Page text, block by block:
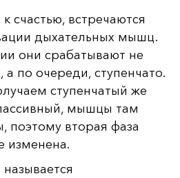
счастью, встречаются
дыхательных мышц.
они срабатывают не
по очереди, ступенчато.
ступенчатый же
мышцы там
поэтому вторая фаза
изменена.